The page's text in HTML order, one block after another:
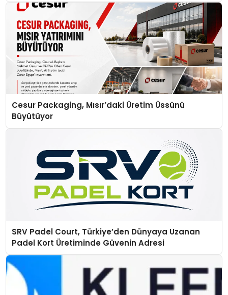
Cesur Packaging, Mısır’daki Üretim Üssünü
Büyütüyor
SRV Padel Court, Türkiye’den Dünyaya Uzanan
Padel Kort Üretiminde Güvenin Adresi